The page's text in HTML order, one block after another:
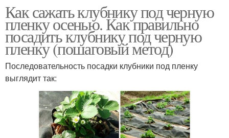
Как сажать клубнику под черную
пленку осенью. Как правильно
посадить клубнику под черную
пленку (пошаговый метод)
Последовательность посадки клубники под пленку
выглядит так: